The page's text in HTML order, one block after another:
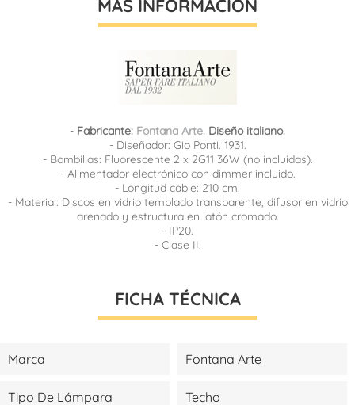
MÁS INFORMACIÓN
- Fabricante: Fontana Arte. Diseño italiano.
- Diseñador: Gio Ponti. 1931.
- Bombillas: Fluorescente 2 x 2G11 36W (no incluidas).
- Alimentador electrónico con dimmer incluido.
- Longitud cable: 210 cm.
- Material: Discos en vidrio templado transparente, difusor en vidrio
arenado y estructura en latón cromado.
- IP20.
- Clase II.
FICHA TÉCNICA
Marca Fontana Arte
Tipo De Lámpara Techo